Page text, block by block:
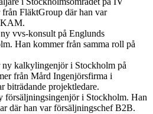
FläktGroup där han var
KAM.
vvs-konsult på Englunds
Han kommer från samma roll på
ny kalkylingenjör i Stockholm på
från Mård Ingenjörsfirma i
biträdande projektledare.
försäljningsingenjör i Stockholm. Han
där han var försäljningschef B2B.